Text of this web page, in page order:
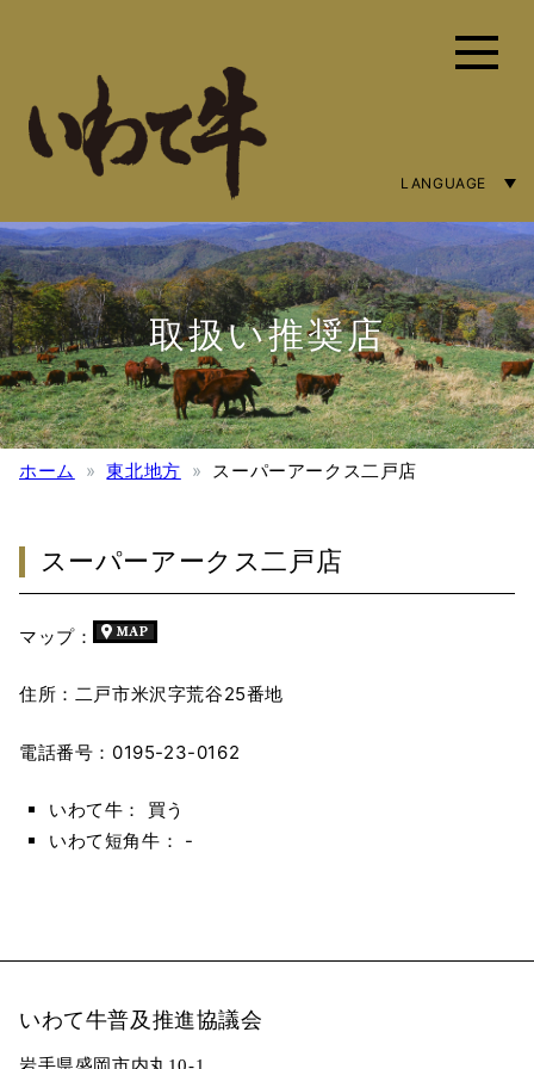
LANGUAGE
取扱い推奨店
ホーム 東北地方 スーパーアークス二戸店
スーパーアークス二戸店
マップ：
住所：二戸市米沢字荒谷25番地
電話番号：0195-23-0162
いわて牛： 買う
いわて短角牛： -
いわて牛普及推進協議会